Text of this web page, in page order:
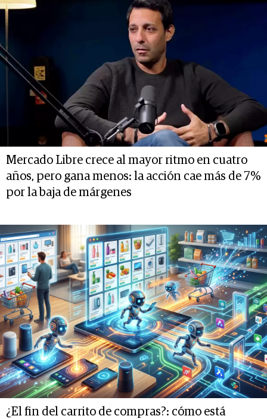
Mercado Libre crece al mayor ritmo en cuatro
años, pero gana menos: la acción cae más de 7%
por la baja de márgenes
¿El fin del carrito de compras?: cómo está